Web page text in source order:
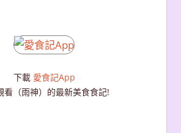
下載 愛食記App
看（雨神）的最新美食食記!